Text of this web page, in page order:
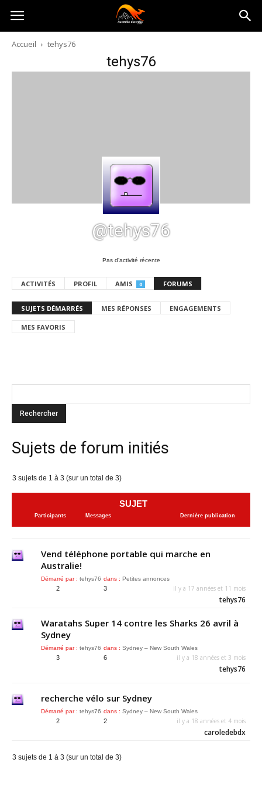
Australia-
australie.com
Accueil tehys76
tehys76
@tehys76
Pas d’activité récente
ACTIVITÉS PROFIL AMIS 0 FORUMS
SUJETS DÉMARRÉS MES RÉPONSES ENGAGEMENTS
MES FAVORIS
Sujets de forum initiés
3 sujets de 1 à 3 (sur un total de 3)
SUJET
Participants Messages Dernière publication
Vend téléphone portable qui marche en
Australie!
Démarré par : tehys76 dans : Petites annonces
2 3 il y a 17 années et 11 mois
tehys76
Waratahs Super 14 contre les Sharks 26 avril à
Sydney
Démarré par : tehys76 dans : Sydney – New South Wales
3 6 il y a 18 années et 3 mois
tehys76
recherche vélo sur Sydney
Démarré par : tehys76 dans : Sydney – New South Wales
2 2 il y a 18 années et 4 mois
caroledebdx
3 sujets de 1 à 3 (sur un total de 3)